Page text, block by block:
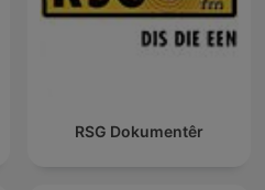
RSG Dokumentêr